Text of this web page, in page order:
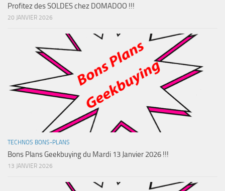
Profitez des SOLDES chez DOMADOO !!!
20 JANVIER 2026
TECHNOS BONS-PLANS
Bons Plans Geekbuying du Mardi 13 Janvier 2026 !!!
13 JANVIER 2026